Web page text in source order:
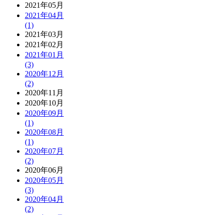
2021年05月
2021年04月
(1)
2021年03月
2021年02月
2021年01月
(3)
2020年12月
(2)
2020年11月
2020年10月
2020年09月
(1)
2020年08月
(1)
2020年07月
(2)
2020年06月
2020年05月
(3)
2020年04月
(2)